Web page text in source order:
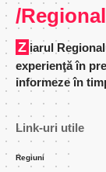
/
Ziarul Regionalul.ro este produsul unei echipe cu
experienţă în
informeze în
Link-uri utile
Regiuni